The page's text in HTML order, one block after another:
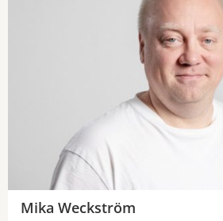
Mika Weckström